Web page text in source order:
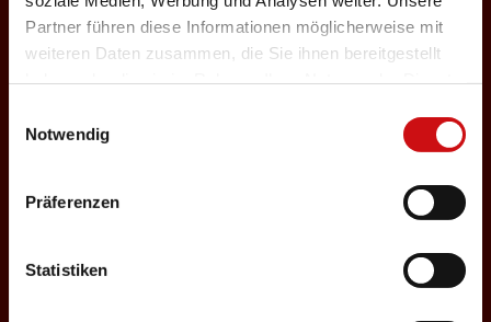
Partner führen diese Informationen möglicherweise mit
weiteren Daten zusammen, die Sie ihnen bereitgestellt
Notwendig
Präferenzen
Statistiken
Deppenkaiser
Dienstag, 19:30 Uhr
ABENDPROGRAMM